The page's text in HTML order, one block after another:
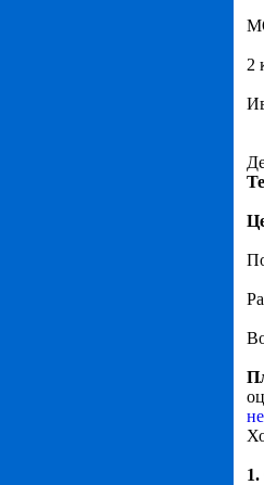
2